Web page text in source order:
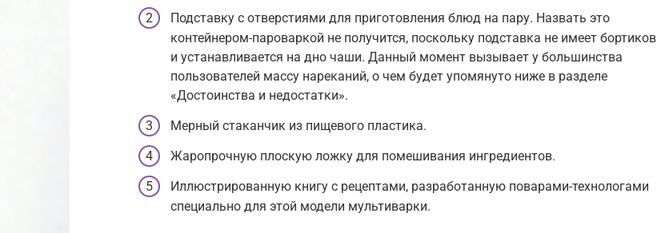
Подставку с отверстиями для приготовления блюд на пару. Назвать это
контейнером-пароваркой не получится, поскольку подставка не имеет бортиков
и устанавливается на дно чаши. Данный момент вызывает у большинства
пользователей массу нареканий, о чем будет упомянуто ниже в разделе
«Достоинства и недостатки».
Мерный стаканчик из пищевого пластика.
Жаропрочную плоскую ложку для помешивания ингредиентов.
Иллюстрированную книгу с рецептами, разработанную поварами-технологами
специально для этой модели мультиварки.